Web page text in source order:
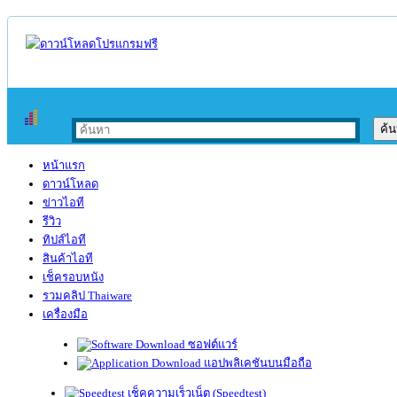
หน้าแรก
ดาวน์โหลด
ข่าวไอที
รีวิว
ทิปส์ไอที
สินค้าไอที
เช็ครอบหนัง
รวมคลิป Thaiware
เครื่องมือ
ซอฟต์แวร์
แอปพลิเคชันบนมือถือ
เช็คความเร็วเน็ต (Speedtest)